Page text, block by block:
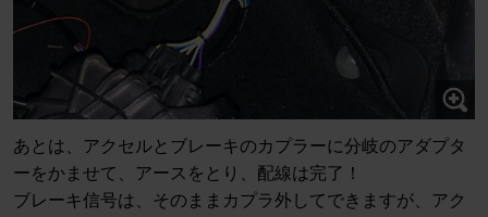
あとは、アクセルとブレーキのカプラーに分岐のアダプタ
ーをかませて、アースをとり、配線は完了！
ブレーキ信号は、そのままカプラ外してできますが、アク